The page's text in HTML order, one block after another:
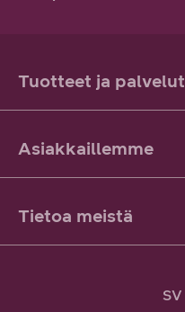
Tuotteet ja palvelut
Asiakkaillemme
Tietoa meistä
SV